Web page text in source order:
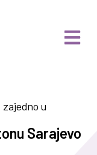
u
Sarajevo